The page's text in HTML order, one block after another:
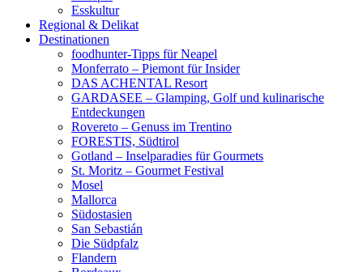
Esskultur
Regional & Delikat
Destinationen
foodhunter-Tipps für Neapel
Monferrato – Piemont für Insider
DAS ACHENTAL Resort
GARDASEE – Glamping, Golf und kulinarische
Entdeckungen
Rovereto – Genuss im Trentino
FORESTIS, Südtirol
Gotland – Inselparadies für Gourmets
St. Moritz – Gourmet Festival
Mosel
Mallorca
Südostasien
San Sebastián
Die Südpfalz
Flandern